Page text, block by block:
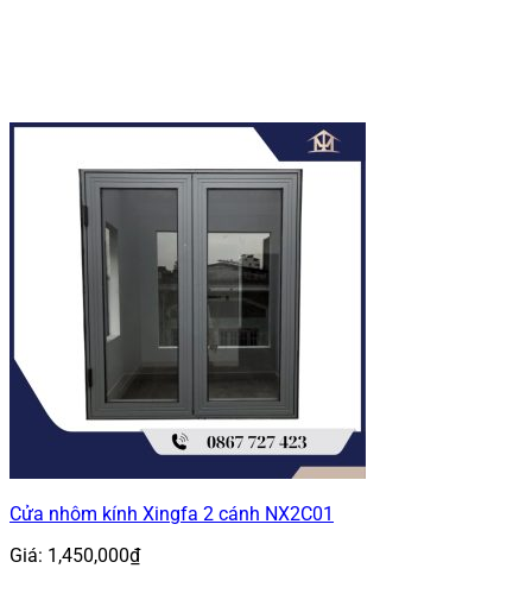
Cửa nhôm kính Xingfa 2 cánh NX2C01
Giá: 1,450,000₫